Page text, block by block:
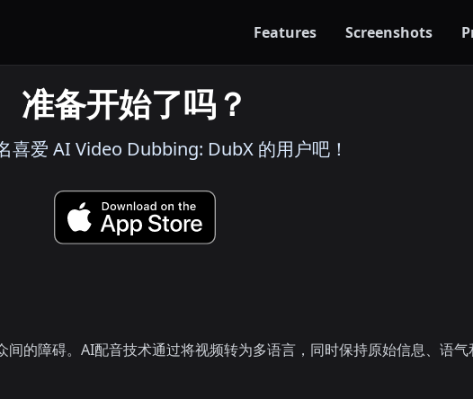
Features Screenshots
准备开始了吗？
喜爱 AI Video Dubbing: DubX 的用户吧！
的障碍。AI配音技术通过将视频转为多语言，同时保持原始信息、语